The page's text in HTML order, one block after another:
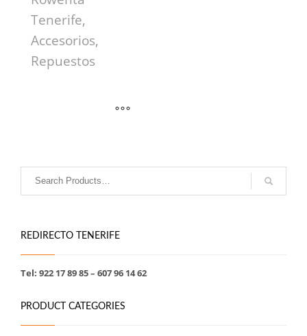
Tenerife,
Accesorios,
Repuestos
REDIRECTO TENERIFE
Tel: 922 17 89 85 – 607 96 14 62
PRODUCT CATEGORIES